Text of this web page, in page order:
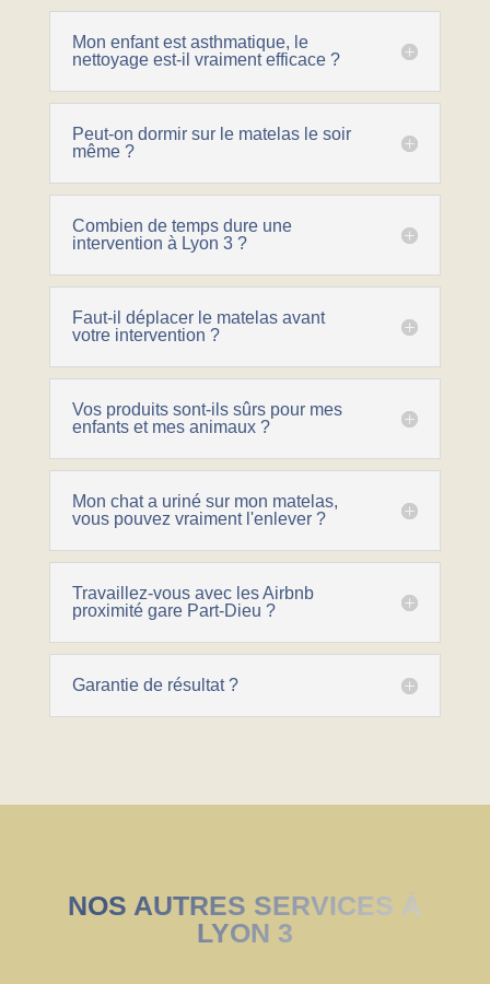
Mon enfant est asthmatique, le
nettoyage est-il vraiment efficace ?
Peut-on dormir sur le matelas le soir
même ?
Combien de temps dure une
intervention à Lyon 3 ?
Faut-il déplacer le matelas avant
votre intervention ?
Vos produits sont-ils sûrs pour mes
enfants et mes animaux ?
Mon chat a uriné sur mon matelas,
vous pouvez vraiment l'enlever ?
Travaillez-vous avec les Airbnb
proximité gare Part-Dieu ?
Garantie de résultat ?
NOS AUTRES SERVICES À
LYON 3